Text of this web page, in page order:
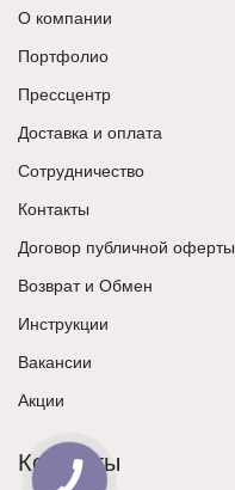
О компании
Портфолио
Прессцентр
Доставка и оплата
Сотрудничество
Контакты
Договор публичной оферты
Возврат и Обмен
Инструкции
Вакансии
Акции
Контакты